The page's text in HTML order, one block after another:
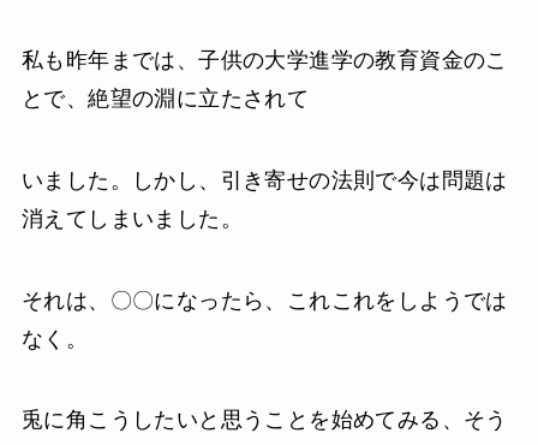
私も昨年までは、子供の大学進学の教育資金のこ
とで、絶望の淵に立たされて
いました。しかし、引き寄せの法則で今は問題は
消えてしまいました。
それは、〇〇になったら、これこれをしようでは
なく。
兎に角こうしたいと思うことを始めてみる、そう